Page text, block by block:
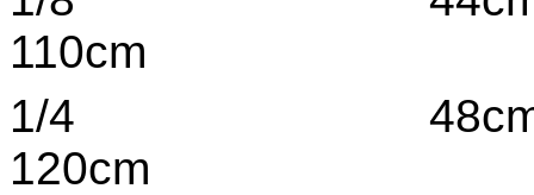
110cm
1/4 48cm
120cm